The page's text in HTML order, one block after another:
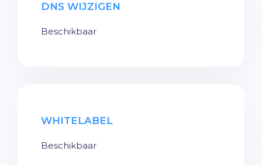
DNS WIJZIGEN
Beschikbaar
WHITELABEL
Beschikbaar